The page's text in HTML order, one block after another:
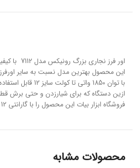
اور فرز نجاری بزرگ رونیکس مدل 7112 با کیفیت خوب و دارای دیمر تنظیم سرعت می باشد.
این محصول بهترین مدل نسبت به سایر
با توان 1850 واتی تا کولت سایز 12 قابل استفاده است
ازین دستگاه که برای شیارزدن و حتی برش
فروشگاه ابزار بیات این محصول را با گارانتی 12 ماهه شرکت رونیکس به خریداران گرامی عرضه میکند
محصولات مشابه